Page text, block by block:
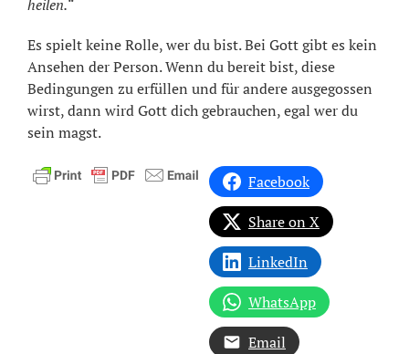
heilen.“
Es spielt keine Rolle, wer du bist. Bei Gott gibt es kein
Ansehen der Person. Wenn du bereit bist, diese
Bedingungen zu erfüllen und für andere ausgegossen
wirst, dann wird Gott dich gebrauchen, egal wer du
sein magst.
Facebook
Share on X
LinkedIn
WhatsApp
Email